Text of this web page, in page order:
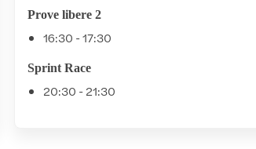
Prove libere 2
16:30 - 17:30
Sprint Race
20:30 - 21:30